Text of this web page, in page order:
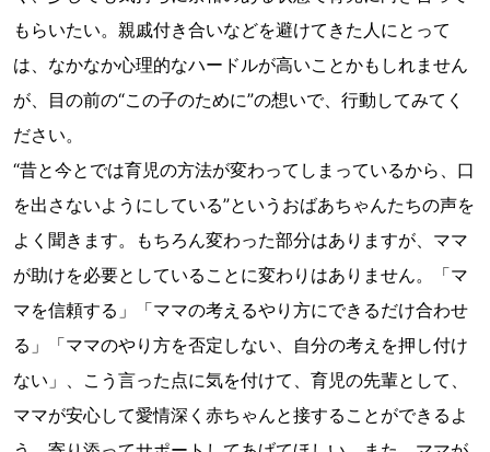
もらいたい。親戚付き合いなどを避けてきた人にとって
は、なかなか心理的なハードルが高いことかもしれません
が、目の前の“この子のために”の想いで、行動してみてく
ださい。
“昔と今とでは育児の方法が変わってしまっているから、口
を出さないようにしている”というおばあちゃんたちの声を
よく聞きます。もちろん変わった部分はありますが、ママ
が助けを必要としていることに変わりはありません。「マ
マを信頼する」「ママの考えるやり方にできるだけ合わせ
る」「ママのやり方を否定しない、自分の考えを押し付け
ない」、こう言った点に気を付けて、育児の先輩として、
ママが安心して愛情深く赤ちゃんと接することができるよ